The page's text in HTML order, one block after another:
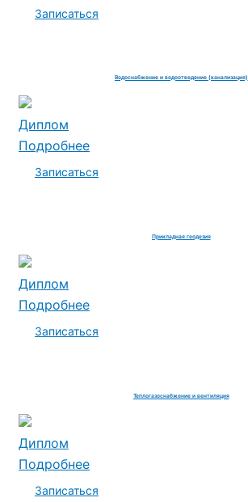
Записаться
Водоснабжение и водоотведение (канализация)
Диплом
Подробнее
Записаться
Прикладная геодезия
Диплом
Подробнее
Записаться
Теплогазоснабжение и вентиляция
Диплом
Подробнее
Записаться